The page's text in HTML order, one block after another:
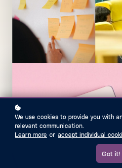
We use cookies to provide you with
relevant communication.
Learn more or accept individual
Got it!